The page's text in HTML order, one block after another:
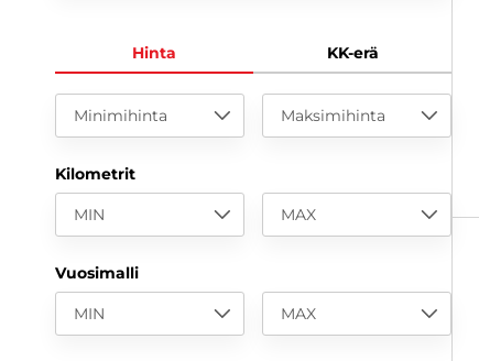
Hinta KK-erä
Minimihinta Maksimihinta
Kilometrit
MIN MAX
Vuosimalli
MIN MAX